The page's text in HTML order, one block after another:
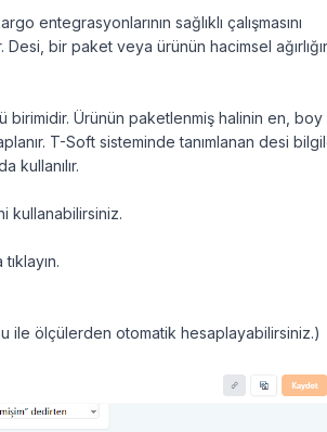
sağlıklı çalışmasını
bir paket veya ürünün hacimsel
birimidir. Ürünün paketlenmiş halinin en,
T-Soft sisteminde tanımlanan desi
kullanılır.
kullanabilirsiniz.
ile ölçülerden otomatik hesaplayabilirsiniz.)